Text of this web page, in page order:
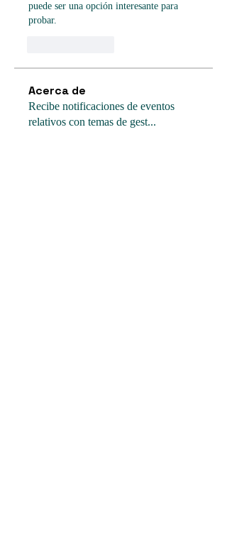
puede ser una opción interesante para
probar.
Acerca de
Recibe notificaciones de eventos
relativos con temas de gest...